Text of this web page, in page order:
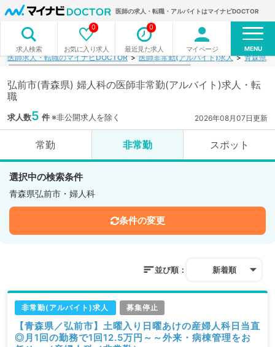
医師の求人・転職・アルバイトはマイナビDOCTOR
求人検索 お気に入り求人
0
最近見た求人
0
マイページ MENU
医師求人・転職のマイナビDOCTOR 医師非常勤(アルバイト)求人 青森県
弘前市(青森県) 婦人科の医師非常勤(アルバイト)求人・転
職
求人数5 件※非公開求人を除く 2026年08月07日更新
常勤 非常勤 スポット
選択中の検索条件
青森県弘前市・婦人科
条件の変更
並び順： 新着順
非常勤(アルバイト)求人 募集停止
【青森県／弘前市】土曜入り日曜あけの産婦人科日当直
◎月1回の勤務で1回12.5万円～～外来・病棟管理をお